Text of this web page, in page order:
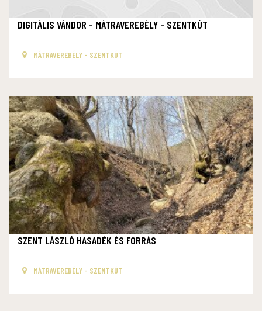
DIGITÁLIS VÁNDOR - MÁTRAVEREBÉLY - SZENTKÚT
MÁTRAVEREBÉLY - SZENTKÚT
SZENT LÁSZLÓ HASADÉK ÉS FORRÁS
MÁTRAVEREBÉLY - SZENTKÚT